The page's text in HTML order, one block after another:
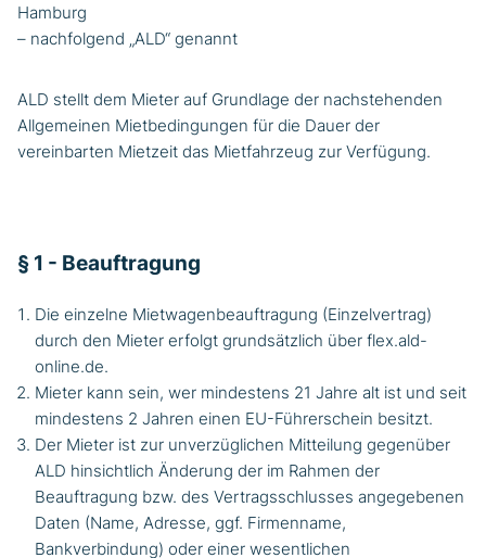
Services
Hamburg
– nachfolgend „ALD“ genannt
ALD stellt dem Mieter auf Grundlage der nachstehenden
Allgemeinen Mietbedingungen für die Dauer der
vereinbarten Mietzeit das Mietfahrzeug zur Verfügung.
§ 1 - Beauftragung
Die einzelne Mietwagenbeauftragung (Einzelvertrag)
durch den Mieter erfolgt grundsätzlich über flex.ald-
online.de.
Mieter kann sein, wer mindestens 21 Jahre alt ist und seit
mindestens 2 Jahren einen EU-Führerschein besitzt.
Der Mieter ist zur unverzüglichen Mitteilung gegenüber
ALD hinsichtlich Änderung der im Rahmen der
Beauftragung bzw. des Vertragsschlusses angegebenen
Daten (Name, Adresse, ggf. Firmenname,
Bankverbindung) oder einer wesentlichen